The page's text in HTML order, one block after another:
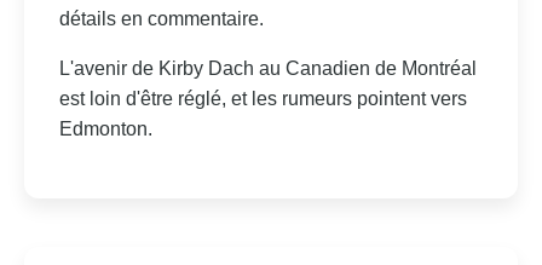
détails en commentaire.
L'avenir de Kirby Dach au Canadien de Montréal
est loin d'être réglé, et les rumeurs pointent vers
Edmonton.